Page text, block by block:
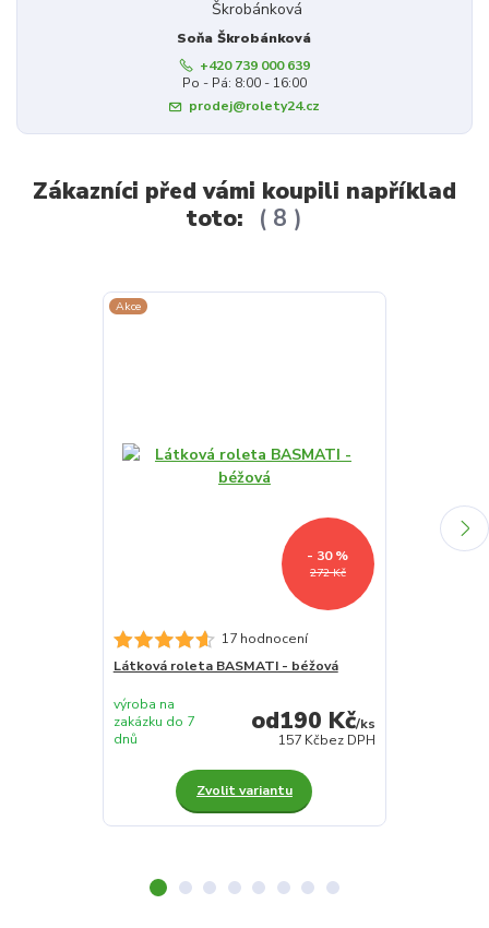
Soňa Škrobánková
+420 739 000 639
Po - Pá: 8:00 - 16:00
prodej@rolety24.cz
Zákazníci před vámi koupili například
toto:
8
Akce
272 Kč
- 30 %
17 hodnocení
Látková roleta BASMATI - béžová
190 Kč/ks
157 Kčbez DPH
výroba na
zakázku do 7
dnů
Zvolit variantu